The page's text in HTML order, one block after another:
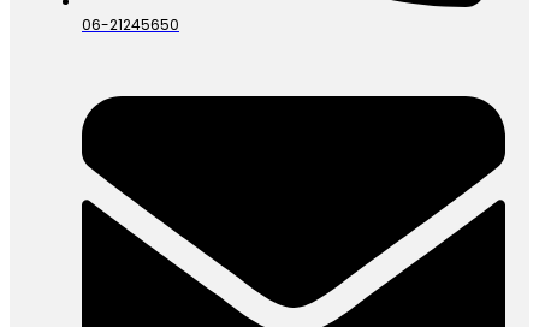
06-21245650